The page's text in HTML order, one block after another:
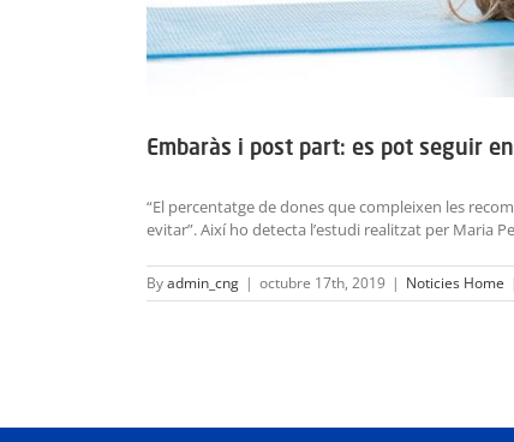
Embaràs i post part: es pot seguir
“El percentatge de dones que compleixen les
evitar”. Així ho detecta l’estudi realitzat per Maria
Byadmin_cng | octubre 17th, 2019 | Noticies Home